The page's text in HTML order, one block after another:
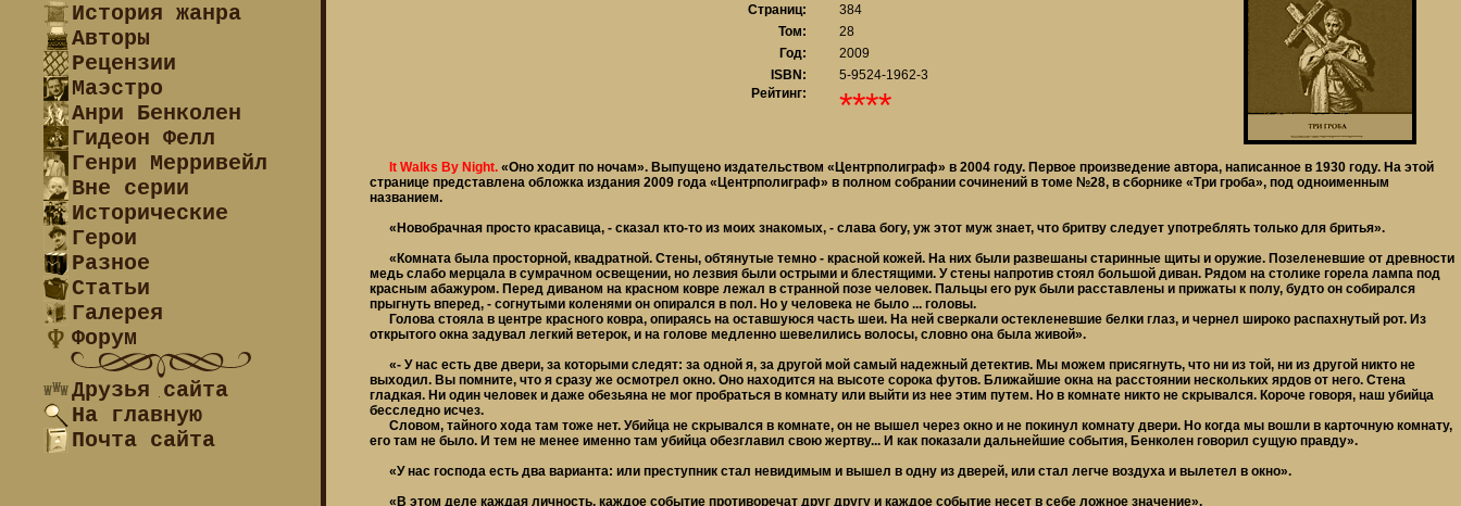
История жанра
Авторы
Рецензии
Маэстро
Анри Бенколен
Гидеон Фелл
Генри Мерривейл
Вне серии
Исторические
Герои
Разное
Статьи
Галерея
Форум
Друзья сайта
На главную
Почта сайта
Страниц:
384
Том:
28
Год:
2009
ISBN:
5-9524-1962-3
Рейтинг:
****
It Walks By Night. «Оно ходит по ночам». Выпущено издательством «Центрполиграф» в 2004 году. Первое произведение автора, написанное в 1930 году. На этой
странице представлена обложка издания 2009 года «Центрполиграф» в полном собрании сочинений в томе №28, в сборнике «Три гроба», под одноименным
названием.
«Новобрачная просто красавица, - сказал кто-то из моих знакомых, - слава богу, уж этот муж знает, что бритву следует употреблять только для бритья».
«Комната была просторной, квадратной. Стены, обтянутые темно - красной кожей. На них были развешаны старинные щиты и оружие. Позеленевшие от древности
медь слабо мерцала в сумрачном освещении, но лезвия были острыми и блестящими. У стены напротив стоял большой диван. Рядом на столике горела лампа под
красным абажуром. Перед диваном на красном ковре лежал в странной позе человек. Пальцы его рук были расставлены и прижаты к полу, будто он собирался
прыгнуть вперед, - согнутыми коленями он опирался в пол. Но у человека не было ... головы.
Голова стояла в центре красного ковра, опираясь на оставшуюся часть шеи. На ней сверкали остекленевшие белки глаз, и чернел широко распахнутый рот. Из
открытого окна задувал легкий ветерок, и на голове медленно шевелились волосы, словно она была живой».
«- У нас есть две двери, за которыми следят: за одной я, за другой мой самый надежный детектив. Мы можем присягнуть, что ни из той, ни из другой никто не
выходил. Вы помните, что я сразу же осмотрел окно. Оно находится на высоте сорока футов. Ближайшие окна на расстоянии нескольких ярдов от него. Стена
гладкая. Ни один человек и даже обезьяна не мог пробраться в комнату или выйти из нее этим путем. Но в комнате никто не скрывался. Короче говоря, наш убийца
бесследно исчез.
Словом, тайного хода там тоже нет. Убийца не скрывался в комнате, он не вышел через окно и не покинул комнату двери. Но когда мы вошли в карточную комнату,
его там не было. И тем не менее именно там убийца обезглавил свою жертву... И как показали дальнейшие события, Бенколен говорил сущую правду».
«У нас господа есть два варианта: или преступник стал невидимым и вышел в одну из дверей, или стал легче воздуха и вылетел в окно».
«В этом деле каждая личность, каждое событие противоречат друг другу и каждое событие несет в себе ложное значение».